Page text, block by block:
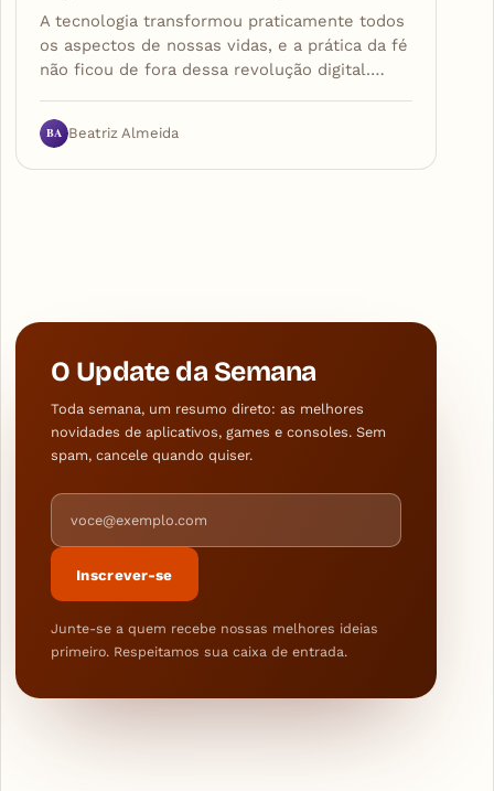
A tecnologia transformou praticamente todos
os aspectos de nossas vidas, e a prática da fé
não ficou de fora dessa revolução digital.…
BA Beatriz Almeida
O Update da Semana
Toda semana, um resumo direto: as melhores
novidades de aplicativos, games e consoles. Sem
spam, cancele quando quiser.
Endereço de e-mail
Inscrever-se
Junte-se a quem recebe nossas melhores ideias
primeiro. Respeitamos sua caixa de entrada.